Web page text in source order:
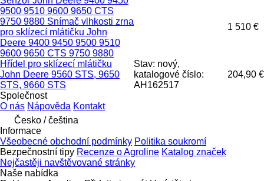
9500 9510 9600 9650 CTS
9750 9880 Snímač vlhkosti zrna
pro sklízecí mlátičku John
Deere 9400 9450 9500 9510
9600 9650 CTS 9750 9880
1 510 €
Hřídel pro sklízecí mlátičku
John Deere 9560 STS, 9650
STS, 9660 STS
Stav: nový,
katalogové číslo:
AH162517
204,90 €
Společnost
O nás Nápověda Kontakt
Česko / čeština
Informace
Všeobecné obchodní podmínky Politika soukromí
Bezpečnostní tipy Recenze o Agroline Katalog značek
Nejčastěji navštěvované stránky
Naše nabídka